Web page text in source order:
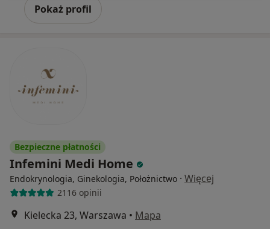
Pokaż profil
Bezpieczne płatności
Infemini Medi Home
Endokrynologia, Ginekologia, Położnictwo · Więcej
2116 opinii
Kielecka 23, Warszawa • Mapa